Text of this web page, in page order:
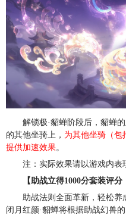
解锁极·貂蝉阶段后，貂蝉的
的其他坐骑上， 为其他坐骑（包
提供加速效果。
注：实际效果请以游戏内表
【助战立得1000分套装评
助战法则全面革新，轻松养
闭月红颜·貂蝉将根据助战幻兽